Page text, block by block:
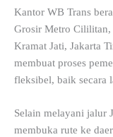
Kantor WB Trans
Grosir Metro Cililitan,
Kramat Jati, Jakarta
membuat proses
fleksibel, baik secara
Selain melayani jalur
membuka rute ke